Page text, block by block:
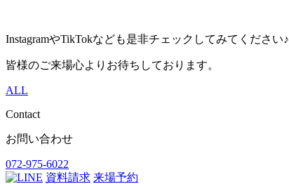
InstagramやTikTokなども是非チェックしてみてください♪
皆様のご来場心よりお待ちしております。
ALL
Contact
お問い合わせ
072-975-6022
資料請求 来場予約